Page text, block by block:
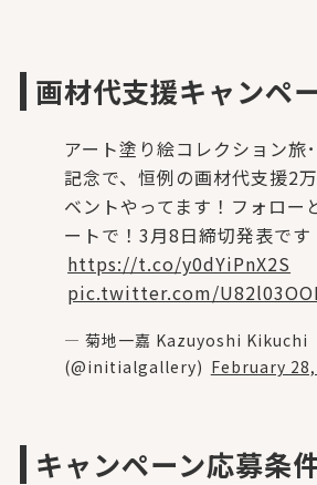
画材代支援キャンペ
アート塗り絵コレクション旅
記念で、恒例の画材代支援2
ベントやってます！フォロー
ートで！3月8日締切発表です
https://t.co/y0dYiPnX2S
pic.twitter.com/
— 菊地一嘉 Kazuyoshi Kikuchi
(@initialgallery) February
キャンペーン応募条